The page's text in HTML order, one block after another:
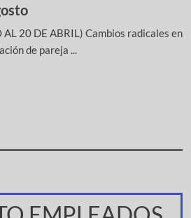
AL 20 DE ABRIL) Cambios radicales en
de pareja ...